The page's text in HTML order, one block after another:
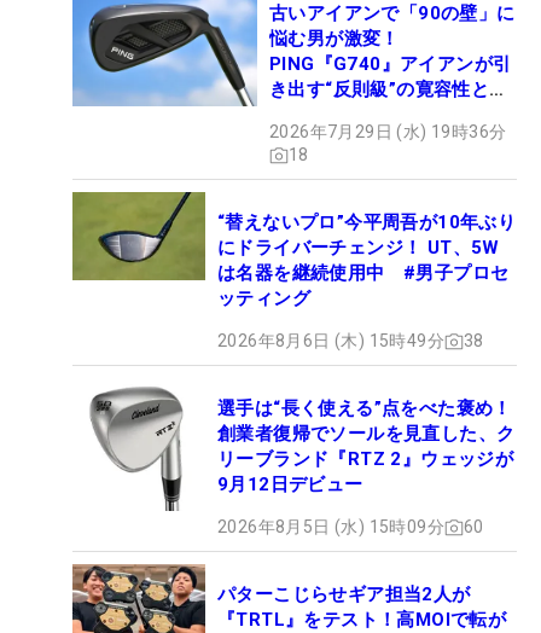
古いアイアンで「90の壁」に
悩む男が激変！
PING『G740』アイアンが引
き出す“反則級”の寛容性と飛
2026年7月29日 (水) 19時36分
18
“替えないプロ”今平周吾が10年ぶり
にドライバーチェンジ！ UT、5W
は名器を継続使用中 #男子プロセ
ッティング
2026年8月6日 (木) 15時49分 38
選手は“長く使える”点をべた褒め！
創業者復帰でソールを見直した、ク
リーブランド『RTZ 2』ウェッジが
9月12日デビュー
2026年8月5日 (水) 15時09分 60
パターこじらせギア担当2人が
『TRTL』をテスト！高MOIで転が